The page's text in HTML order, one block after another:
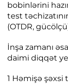
bobinlərini
test
(OTDR,
İnşa zamanı
daimi diqqət
1 Həmişə şəxsi